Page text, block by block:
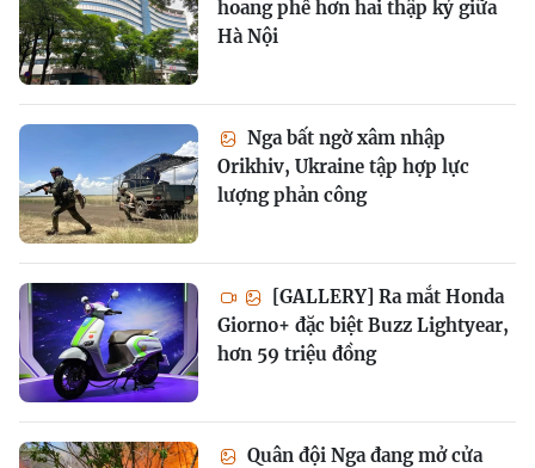
hoang phế hơn hai thập kỷ giữa
Hà Nội
Nga bất ngờ xâm nhập
Orikhiv, Ukraine tập hợp lực
lượng phản công
[GALLERY] Ra mắt Honda
Giorno+ đặc biệt Buzz Lightyear,
hơn 59 triệu đồng
Quân đội Nga đang mở cửa